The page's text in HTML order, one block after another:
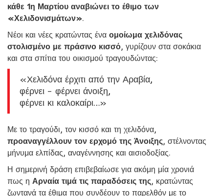
κάθε 1η Μαρτίου αναβιώνει το έθιμο των
«Χελιδονισμάτων».
Νέοι και νέες κρατώντας ένα ομοίωμα χελιδόνας
στολισμένο με πράσινο κισσό, γυρίζουν στα σοκάκια
και στα σπίτια του οικισμού τραγουδώντας:
«Χελιδόνα έρχιτι από την Αραβία,
φέρνει – φέρνει άνοιξη,
φέρνει κι καλοκαίρι…»
Με το τραγούδι, τον κισσό και τη χελιδόνα,
προαναγγέλλουν τον ερχομό της Άνοιξης, στέλνοντας
μήνυμα ελπίδας, αναγέννησης και αισιοδοξίας.
Η σημερινή δράση επιβεβαίωσε για ακόμη μία χρονιά
πως η Αρναία τιμά τις παραδόσεις της, κρατώντας
ζωντανά τα έθιμα που συνδέουν το παρελθόν με το